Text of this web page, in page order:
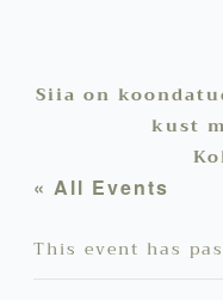
Siia on
kust
« All Events
This event has